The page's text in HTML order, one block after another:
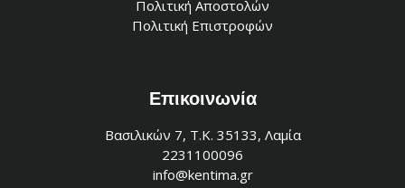
Πολιτική Αποστολών
Πολιτική Επιστροφών
Επικοινωνία
Βασιλικών 7, Τ.Κ. 35133, Λαμία
2231100096
info@kentima.gr